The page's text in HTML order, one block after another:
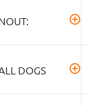
DOGS